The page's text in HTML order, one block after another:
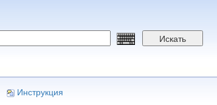
Искать
Инструкция